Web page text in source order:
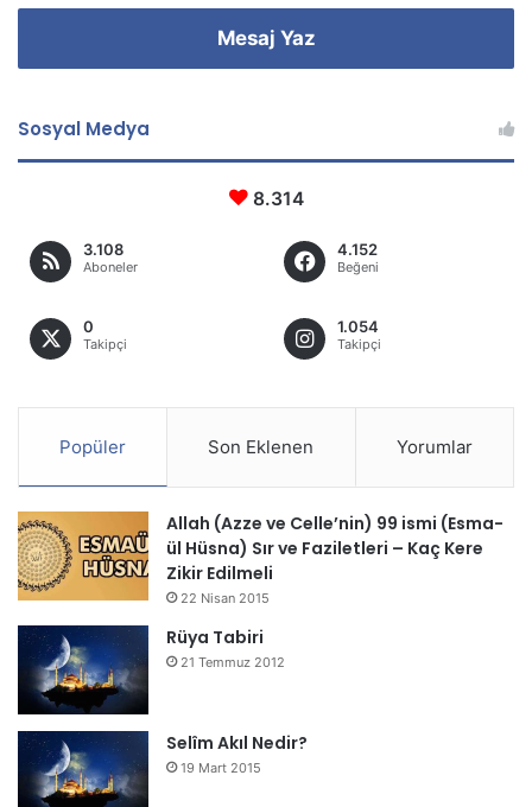
Mesaj Yaz
Sosyal Medya
8.314
3.108
Aboneler
4.152
Beğeni
0
Takipçi
1.054
Takipçi
Popüler Son Eklenen Yorumlar
Allah (Azze ve Celle’nin) 99 ismi (Esma-
ül Hüsna) Sır ve Faziletleri – Kaç Kere
Zikir Edilmeli
22 Nisan 2015
Rüya Tabiri
21 Temmuz 2012
Selîm Akıl Nedir?
19 Mart 2015